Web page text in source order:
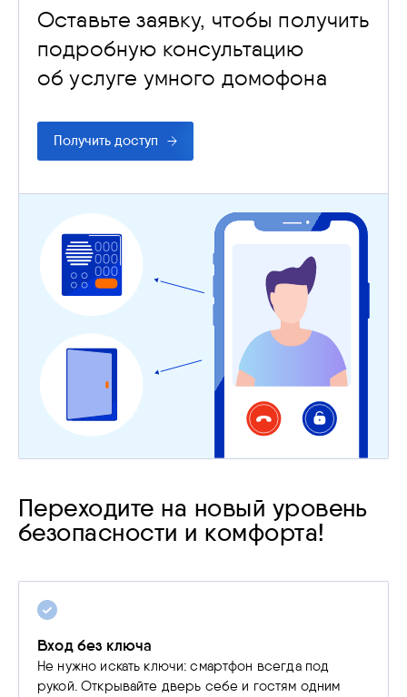
Оставьте заявку, чтобы получить
подробную консультацию
об услуге умного домофона
Получить доступ
Переходите на новый уровень
безопасности и комфорта!
Вход без ключа
Не нужно искать ключи: смартфон всегда под
рукой. Открывайте дверь себе и гостям одним